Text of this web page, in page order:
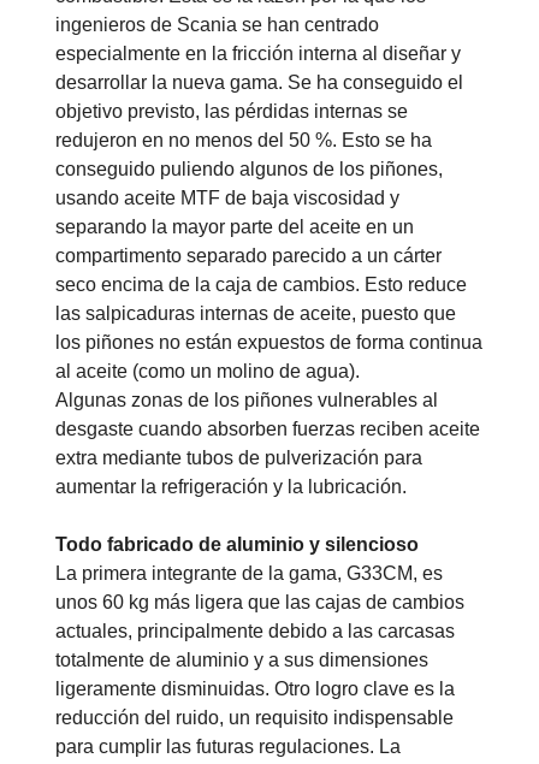
ingenieros de Scania se han centrado
especialmente en la fricción interna al diseñar y
desarrollar la nueva gama. Se ha conseguido el
objetivo previsto, las pérdidas internas se
redujeron en no menos del 50 %. Esto se ha
conseguido puliendo algunos de los piñones,
usando aceite MTF de baja viscosidad y
separando la mayor parte del aceite en un
compartimento separado parecido a un cárter
seco encima de la caja de cambios. Esto reduce
las salpicaduras internas de aceite, puesto que
los piñones no están expuestos de forma continua
al aceite (como un molino de agua).
Algunas zonas de los piñones vulnerables al
desgaste cuando absorben fuerzas reciben aceite
extra mediante tubos de pulverización para
aumentar la refrigeración y la lubricación.
Todo fabricado de aluminio y silencioso
La primera integrante de la gama, G33CM, es
unos 60 kg más ligera que las cajas de cambios
actuales, principalmente debido a las carcasas
totalmente de aluminio y a sus dimensiones
ligeramente disminuidas. Otro logro clave es la
reducción del ruido, un requisito indispensable
para cumplir las futuras regulaciones. La